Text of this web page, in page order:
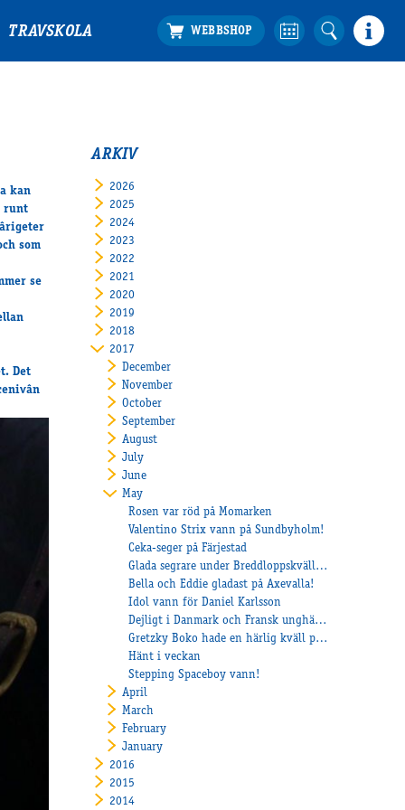
TRAVSKOLA
kan
runt
som
se
Det
ARKIV
2026
2025
2024
2023
2022
2021
2020
2019
2018
2017
December
November
October
September
August
July
June
May
Rosen var röd på Momarken
Valentino Strix vann på Sundbyholm!
Ceka-seger på Färjestad
Glada segrare under Breddloppskvällen!
Bella och Eddie gladast på Axevalla!
Idol vann för Daniel Karlsson
Dejligt i Danmark och Fransk unghästträning
Gretzky Boko hade en härlig kväll på Mantorp!
Hänt i veckan
Stepping Spaceboy vann!
April
March
February
January
2016
2015
2014